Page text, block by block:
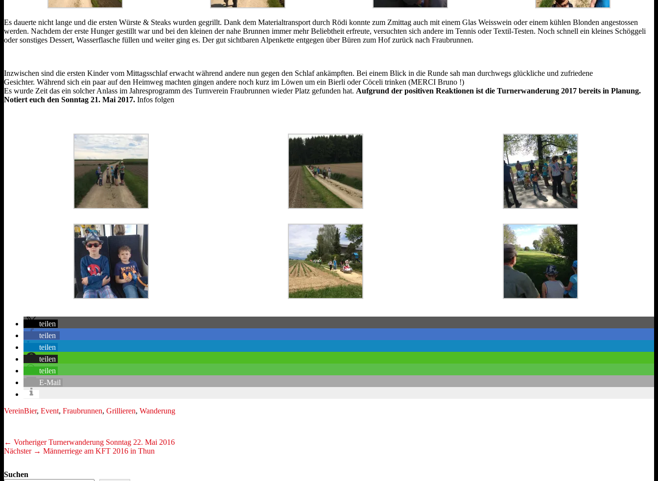
Es dauerte nicht lange und die ersten Würste & Steaks wurden gegrillt. Dank dem Materialtransport durch Rödi konnte zum Zmittag auch mit einem Glas Weisswein oder einem kühlen Blonden angestossen
werden. Nachdem der erste Hunger gestillt war und bei den kleinen der nahe Brunnen immer mehr Beliebtheit erfreute, versuchten sich andere im Tennis oder Textil-Testen. Noch schnell ein kleines Schöggeli
oder sonstiges Dessert, Wasserflasche füllen und weiter ging es. Der gut sichtbaren Alpenkette entgegen über Büren zum Hof zurück nach Fraubrunnen.
Inzwischen sind die ersten Kinder vom Mittagsschlaf erwacht während andere nun gegen den Schlaf ankämpften. Bei einem Blick in die Runde sah man durchwegs glückliche und zufriedene
Gesichter. Während sich ein paar auf den Heimweg machten gingen andere noch kurz im Löwen um ein Bierli oder Cöceli trinken (MERCI Bruno !)
Es wurde Zeit das ein solcher Anlass im Jahresprogramm des Turnverein Fraubrunnen wieder Platz gefunden hat. Aufgrund der positiven Reaktionen ist die Turnerwanderung 2017 bereits in Planung.
Notiert euch den Sonntag 21. Mai 2017. Infos folgen
teilen
teilen
teilen
teilen
teilen
E-Mail
Kategorien
VereinSchlagworte
Bier, Event, Fraubrunnen, Grillieren, Wanderung
Beitragsnavigation
← Vorheriger Vorheriger
Beitrag:
Turnerwanderung Sonntag 22. Mai 2016
Nächster → Nächster
Männerriege am KFT 2016 in Thun
Suchen